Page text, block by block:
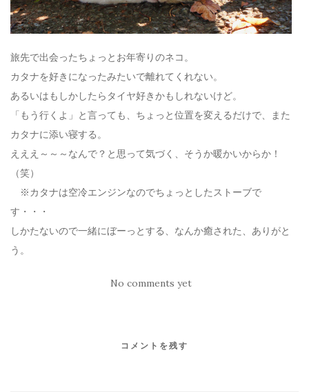
旅先で出会ったちょっとお年寄りのネコ。
カタナを好きになったみたいで離れてくれない。
あるいはもしかしたらタイヤ好きかもしれないけど。
「もう行くよ」と言っても、ちょっと位置を変えるだけで、また
カタナに添い寝する。
えええ～～～なんで？と思って気づく、そうか暖かいからか！
（笑）
※カタナは空冷エンジンなのでちょっとしたストーブで
す・・・
しかたないので一緒にぼーっとする、なんか癒された、ありがと
う。
No comments yet
コメントを残す